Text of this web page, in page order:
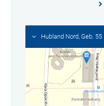
Hubland Nord, Geb. 55